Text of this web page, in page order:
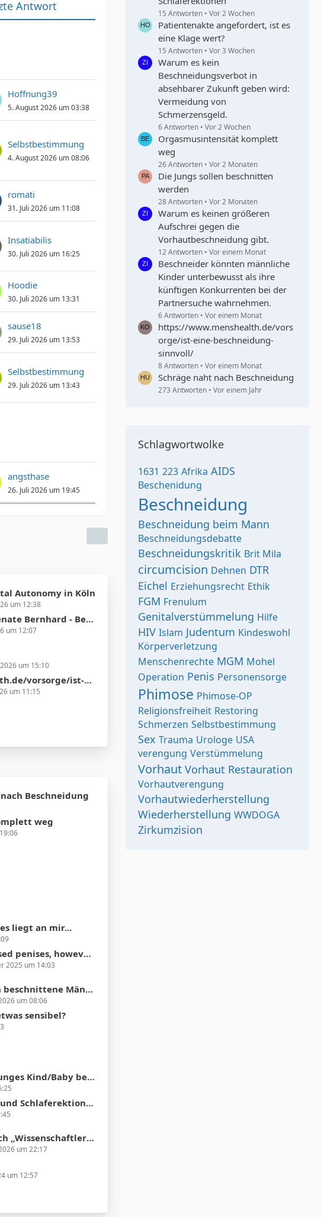
Antwort
Hoffnung39
5. August 2026 um 03:38
Selbstbestimmung
4. August 2026 um 08:06
romati
31. Juli 2026 um 11:08
Insatiabilis
30. Juli 2026 um 16:25
Hoodie
30. Juli 2026 um 13:31
sause18
29. Juli 2026 um 13:53
Selbstbestimmung
29. Juli 2026 um 13:43
angsthase
26. Juli 2026 um 19:45
Autonomy in Köln
um 12:38
nur ein Thema von Religion oder Migration
um 12:07
um 15:10
eine-beschneidung-sinnvoll/
um 11:15
Beschneidung
weg
liegt an mir...
extremely sensitive around the hood"
2025 um 14:03
Folgen. Und wollen ihre Vorhaut zurück. "
um 08:06
sensibel?
noch an seine Vorhaut erinnern?
Schlaferektionen
sie geldgesteuerte Marionetten.
um 22:17
um 12:57
15 Antworten Vor 2 Wochen
Patientenakte angefordert, ist es
eine Klage wert?
15 Antworten Vor 3 Wochen
Warum es kein
Beschneidungsverbot in
absehbarer Zukunft geben wird:
Vermeidung von
Schmerzensgeld.
6 Antworten Vor 2 Wochen
Orgasmusintensität komplett
weg
26 Antworten Vor 2 Monaten
Die Jungs sollen beschnitten
werden
28 Antworten Vor 2 Monaten
Warum es keinen größeren
Aufschrei gegen die
Vorhautbeschneidung gibt.
12 Antworten Vor einem Monat
Beschneider könnten männliche
Kinder unterbewusst als ihre
künftigen Konkurrenten bei der
Partnersuche wahrnehmen.
6 Antworten Vor einem Monat
https://www.menshealth.de/vors
orge/ist-eine-beschneidung-
sinnvoll/
8 Antworten Vor einem Monat
Schräge naht nach Beschneidung
273 Antworten Vor einem Jahr
Schlagwortwolke
1631 223 Afrika AIDS
Beschenidung
Beschneidung
Beschneidung beim Mann
Beschneidungsdebatte
Beschneidungskritik Brit Mila
circumcision Dehnen DTR
Eichel Erziehungsrecht Ethik
FGM Frenulum
Genitalverstümmelung Hilfe
HIV Islam Judentum Kindeswohl
Körperverletzung
Menschenrechte MGM Mohel
Operation Penis Personensorge
Phimose Phimose-OP
Religionsfreiheit Restoring
Schmerzen Selbstbestimmung
Sex Trauma Urologe USA
verengung Verstümmelung
Vorhaut Vorhaut Restauration
Vorhautverengung
Vorhautwiederherstellung
Wiederherstellung WWDOGA
Zirkumzision